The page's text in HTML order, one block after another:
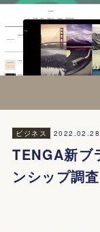
ビジネス
TENGA新ブ
ンシップ調査